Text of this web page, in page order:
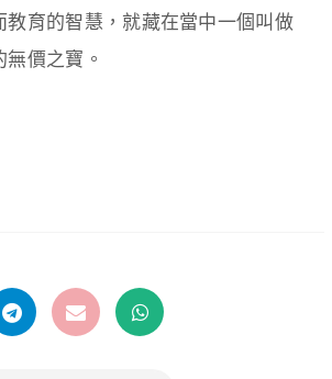
育的智慧，就藏在當中一個叫做
價之寶。